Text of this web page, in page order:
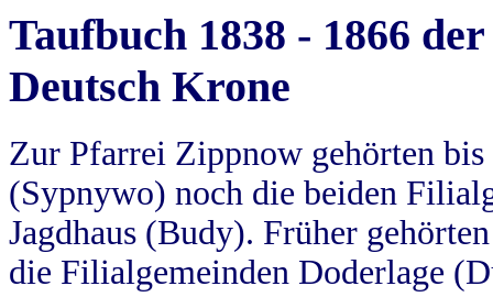
Taufbuch 1838 - 1866
Deutsch Krone
Zur Pfarrei Zippnow gehörten
(Sypnywo) noch die beiden
Jagdhaus (Budy). Früher
die Filialgemeinden Doderlage